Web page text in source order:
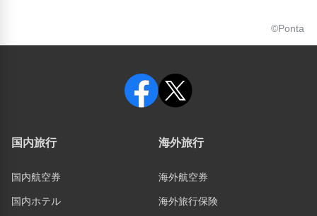
©Ponta
国内旅行
国内航空券
国内ホテル
海外旅行
海外航空券
海外旅行保険